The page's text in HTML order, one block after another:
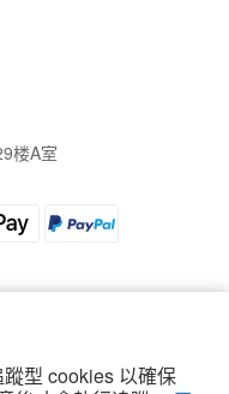
型 cookies 以確保
楼A室
Champion